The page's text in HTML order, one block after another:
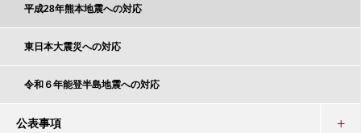
平成28年熊本地震への対応
東日本大震災への対応
令和６年能登半島地震への対応
公表事項